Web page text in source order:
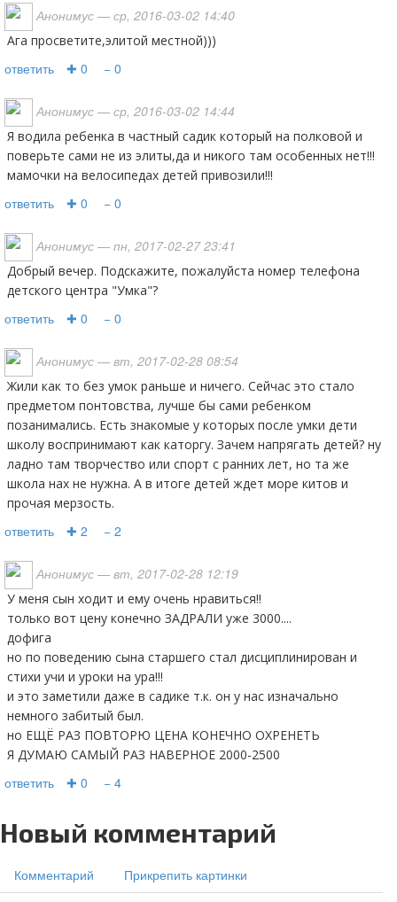
Анонимус — ср, 2016-03-02 14:40
ага просветите,элитой местной)))
ответить ✚ 0 − 0
Анонимус — ср, 2016-03-02 14:44
я водила ребенка в частный садик который на полковой и
поверьте сами не из элиты,да и никого там особенных нет!!!
мамочки на велосипедах детей привозили!!!
ответить ✚ 0 − 0
Анонимус — пн, 2017-02-27 23:41
Добрый вечер. Подскажите, пожалуйста номер телефона
детского центра "Умка"?
ответить ✚ 0 − 0
Анонимус — вт, 2017-02-28 08:54
жили как то без умок раньше и ничего. Сейчас это стало
предметом понтовства, лучше бы сами ребенком
позанимались. Есть знакомые у которых после умки дети
школу воспринимают как каторгу. Зачем напрягать детей? ну
ладно там творчество или спорт с ранних лет, но та же
школа нах не нужна. А в итоге детей ждет море китов и
прочая мерзость.
ответить ✚ 2 − 2
Анонимус — вт, 2017-02-28 12:19
У меня сын ходит и ему очень нравиться!!
только вот цену конечно ЗАДРАЛИ уже 3000....
дофига
но по поведению сына старшего стал дисциплинирован и
стихи учи и уроки на ура!!!
и это заметили даже в садике т.к. он у нас изначально
немного забитый был.
но ЕЩЁ РАЗ ПОВТОРЮ ЦЕНА КОНЕЧНО ОХРЕНЕТЬ
Я ДУМАЮ САМЫЙ РАЗ НАВЕРНОЕ 2000-2500
ответить ✚ 0 − 4
Новый комментарий
Комментарий Прикрепить картинки